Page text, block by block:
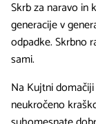
Skrb za naravo in
generacije v
odpadke. Skrbno
sami.
Na Kujtni
neukročeno